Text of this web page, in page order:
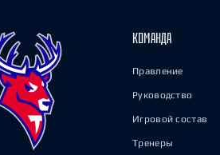
КОМАНДА
Правление
Руководство
Игровой состав
Тренеры